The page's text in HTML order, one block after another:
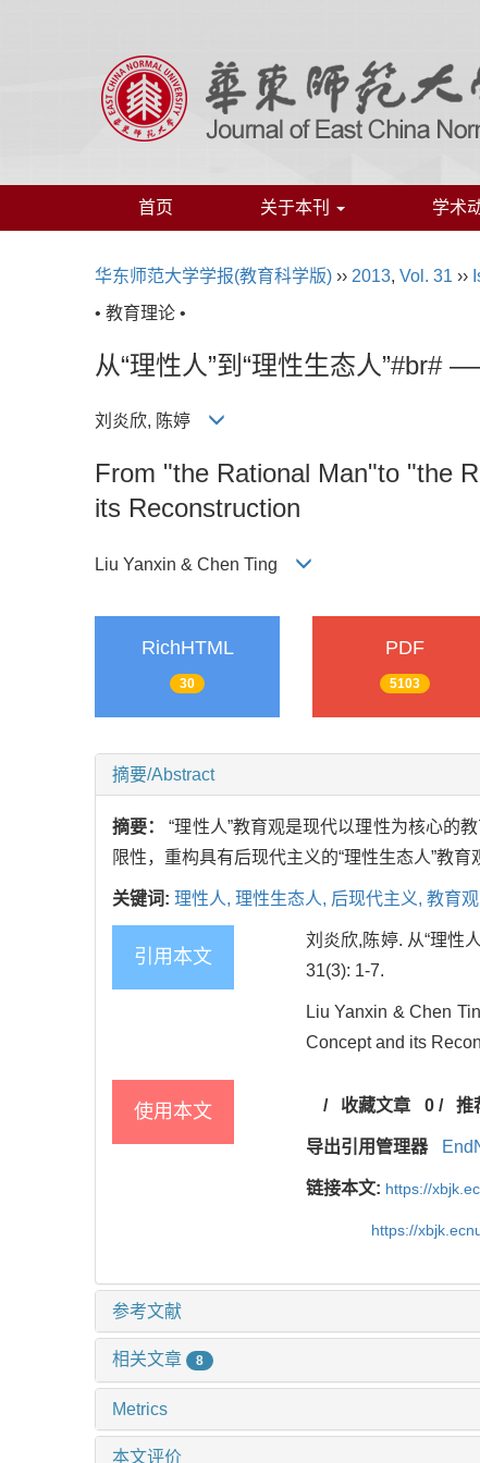
首页 关于本刊 学术
华东师范大学学报(教育科学版) ›› 2013, Vol. 31 ››
• 教育理论 •
从“理性人”到“理性生态人
刘炎欣, 陈婷
From "the Rational Man"to "the
its Reconstruction
Liu Yanxin & Chen Ting
RichHTML
30
PDF
5103
摘要/Abstract
摘要：“理性人”教育观是现代以理性为核心的
限性，重构具有后现代主义的“理性生态人”教育
关键词: 理性人, 理性生态人, 后现代主义, 教育观
引用本文
刘炎欣,陈婷. 从“理性
31(3): 1-7.
Liu Yanxin & Chen
Concept and its
使用本文 / 收藏文章 0/ 推
导出引用管理器
链接本文: https://
https://
参考文献
相关文章 8
Metrics
本文评价